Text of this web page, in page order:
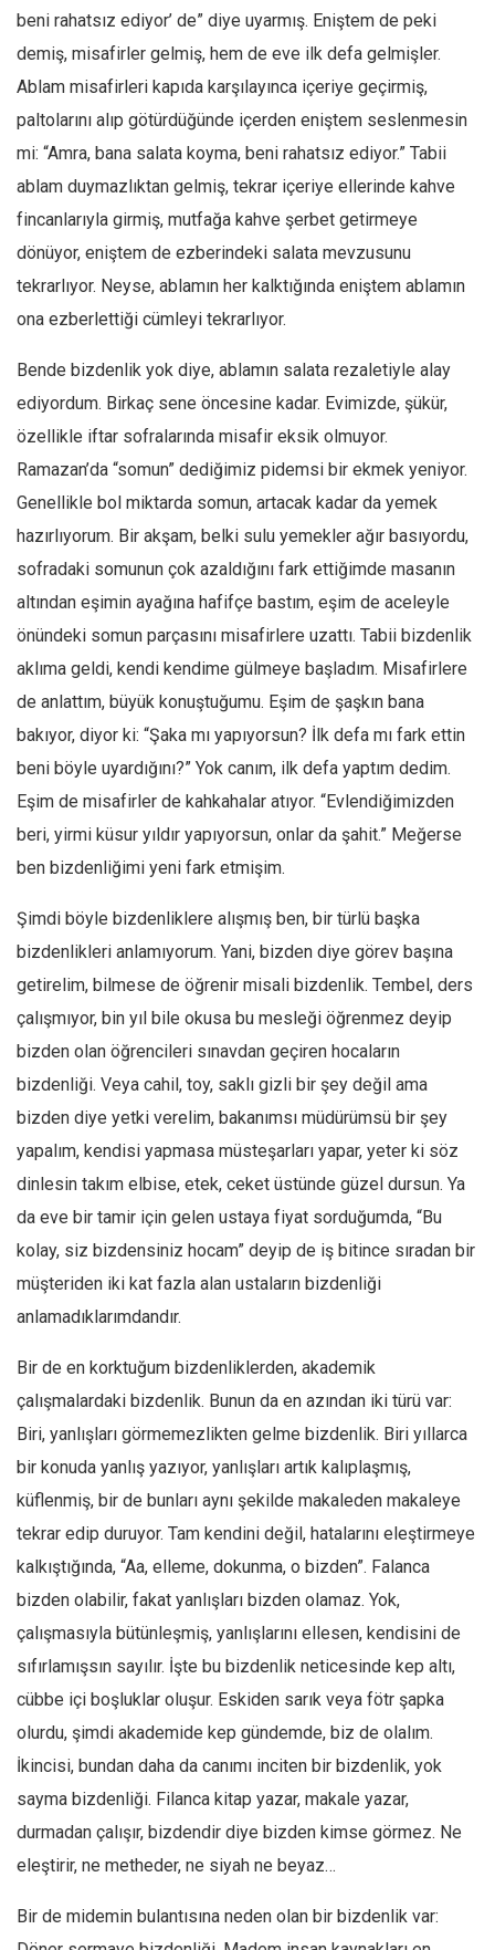
Avustralya
Tarih
Düşünce
Dosyalar
beni rahatsız ediyor’ de” diye uyarmış. Eniştem de peki
demiş, misafirler gelmiş, hem de eve ilk defa gelmişler.
Ablam misafirleri kapıda karşılayınca içeriye geçirmiş,
paltolarını alıp götürdüğünde içerden eniştem seslenmesin
mi: “Amra, bana salata koyma, beni rahatsız ediyor.” Tabii
ablam duymazlıktan gelmiş, tekrar içeriye ellerinde kahve
fincanlarıyla girmiş, mutfağa kahve şerbet getirmeye
dönüyor, eniştem de ezberindeki salata mevzusunu
tekrarlıyor. Neyse, ablamın her kalktığında eniştem ablamın
ona ezberlettiği cümleyi tekrarlıyor.
Bende bizdenlik yok diye, ablamın salata rezaletiyle alay
ediyordum. Birkaç sene öncesine kadar. Evimizde, şükür,
özellikle iftar sofralarında misafir eksik olmuyor.
Ramazan’da “somun” dediğimiz pidemsi bir ekmek yeniyor.
Genellikle bol miktarda somun, artacak kadar da yemek
hazırlıyorum. Bir akşam, belki sulu yemekler ağır basıyordu,
sofradaki somunun çok azaldığını fark ettiğimde masanın
altından eşimin ayağına hafifçe bastım, eşim de aceleyle
önündeki somun parçasını misafirlere uzattı. Tabii bizdenlik
aklıma geldi, kendi kendime gülmeye başladım. Misafirlere
de anlattım, büyük konuştuğumu. Eşim de şaşkın bana
bakıyor, diyor ki: “Şaka mı yapıyorsun? İlk defa mı fark ettin
beni böyle uyardığını?” Yok canım, ilk defa yaptım dedim.
Eşim de misafirler de kahkahalar atıyor. “Evlendiğimizden
beri, yirmi küsur yıldır yapıyorsun, onlar da şahit.” Meğerse
ben bizdenliğimi yeni fark etmişim.
Şimdi böyle bizdenliklere alışmış ben, bir türlü başka
bizdenlikleri anlamıyorum. Yani, bizden diye görev başına
getirelim, bilmese de öğrenir misali bizdenlik. Tembel, ders
çalışmıyor, bin yıl bile okusa bu mesleği öğrenmez deyip
bizden olan öğrencileri sınavdan geçiren hocaların
bizdenliği. Veya cahil, toy, saklı gizli bir şey değil ama
bizden diye yetki verelim, bakanımsı müdürümsü bir şey
yapalım, kendisi yapmasa müsteşarları yapar, yeter ki söz
dinlesin takım elbise, etek, ceket üstünde güzel dursun. Ya
da eve bir tamir için gelen ustaya fiyat sorduğumda, “Bu
kolay, siz bizdensiniz hocam” deyip de iş bitince sıradan bir
müşteriden iki kat fazla alan ustaların bizdenliği
anlamadıklarımdandır.
Bir de en korktuğum bizdenliklerden, akademik
çalışmalardaki bizdenlik. Bunun da en azından iki türü var:
Biri, yanlışları görmemezlikten gelme bizdenlik. Biri yıllarca
bir konuda yanlış yazıyor, yanlışları artık kalıplaşmış,
küflenmiş, bir de bunları aynı şekilde makaleden makaleye
tekrar edip duruyor. Tam kendini değil, hatalarını eleştirmeye
kalkıştığında, “Aa, elleme, dokunma, o bizden”. Falanca
bizden olabilir, fakat yanlışları bizden olamaz. Yok,
çalışmasıyla bütünleşmiş, yanlışlarını ellesen, kendisini de
sıfırlamışsın sayılır. İşte bu bizdenlik neticesinde kep altı,
cübbe içi boşluklar oluşur. Eskiden sarık veya fötr şapka
olurdu, şimdi akademide kep gündemde, biz de olalım.
İkincisi, bundan daha da canımı inciten bir bizdenlik, yok
sayma bizdenliği. Filanca kitap yazar, makale yazar,
durmadan çalışır, bizdendir diye bizden kimse görmez. Ne
eleştirir, ne metheder, ne siyah ne beyaz…
Bir de midemin bulantısına neden olan bir bizdenlik var: